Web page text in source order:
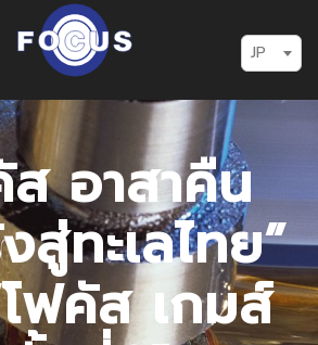
JP
ส อาสาคืน
สู่ทะเลไทย”
ฟคัส เกมส์